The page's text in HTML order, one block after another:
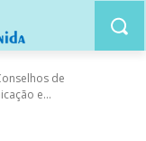
de
e...